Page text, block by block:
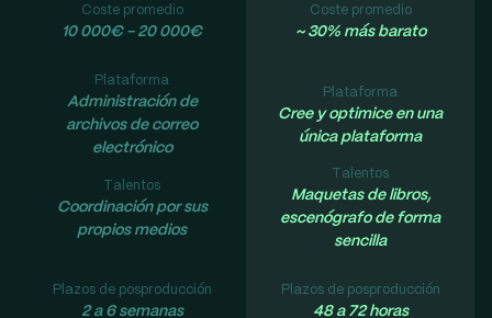
Coste promedio
10 000€ - 20 000€
Plataforma
Administración de
archivos de correo
electrónico
Talentos
Coordinación por sus
propios medios
Plazos de posproducción
2 a 6 semanas
Coste promedio
~ 30% más barato
Plataforma
Cree y optimice en una
única plataforma
Talentos
Maquetas de libros,
escenógrafo de forma
sencilla
Plazos de posproducción
48 a 72 horas